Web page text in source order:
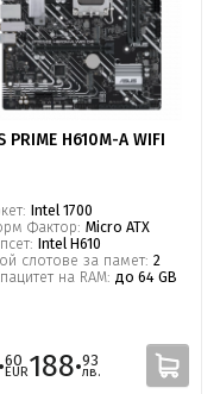
PRIME H610M-A WIFI
Intel 1700
Фактор: Micro ATX
Intel H610
слотове за памет: 2
на RAM: до 64 GB
60
EUR188·93
лв.